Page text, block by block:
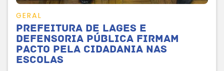
GERAL
Prefeitura de Lages e
Defensoria Pública firmam
pacto pela cidadania nas
escolas